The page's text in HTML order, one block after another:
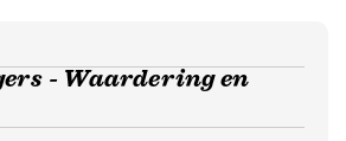
- Waardering en